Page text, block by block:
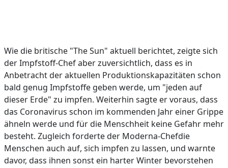
Wie die britische "The Sun" aktuell berichtet, zeigte sich
der Impfstoff-Chef aber zuversichtlich, dass es in
Anbetracht der aktuellen Produktionskapazitäten schon
bald genug Impfstoffe geben werde, um "jeden auf
dieser Erde" zu impfen. Weiterhin sagte er voraus, dass
das Coronavirus schon im kommenden Jahr einer Grippe
ähneln werde und für die Menschheit keine Gefahr mehr
besteht. Zugleich forderte der Moderna-Chefdie
Menschen auch auf, sich impfen zu lassen, und warnte
davor, dass ihnen sonst ein harter Winter bevorstehen